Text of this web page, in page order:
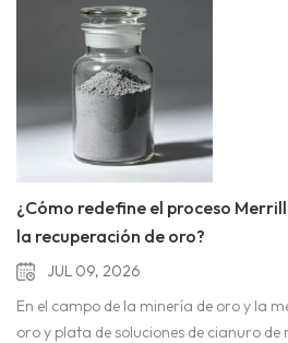
¿Cómo redefine el proceso
la recuperación de oro?
JUL 09, 2026
En el campo de la minería de oro y la
oro y plata de soluciones de cianuro